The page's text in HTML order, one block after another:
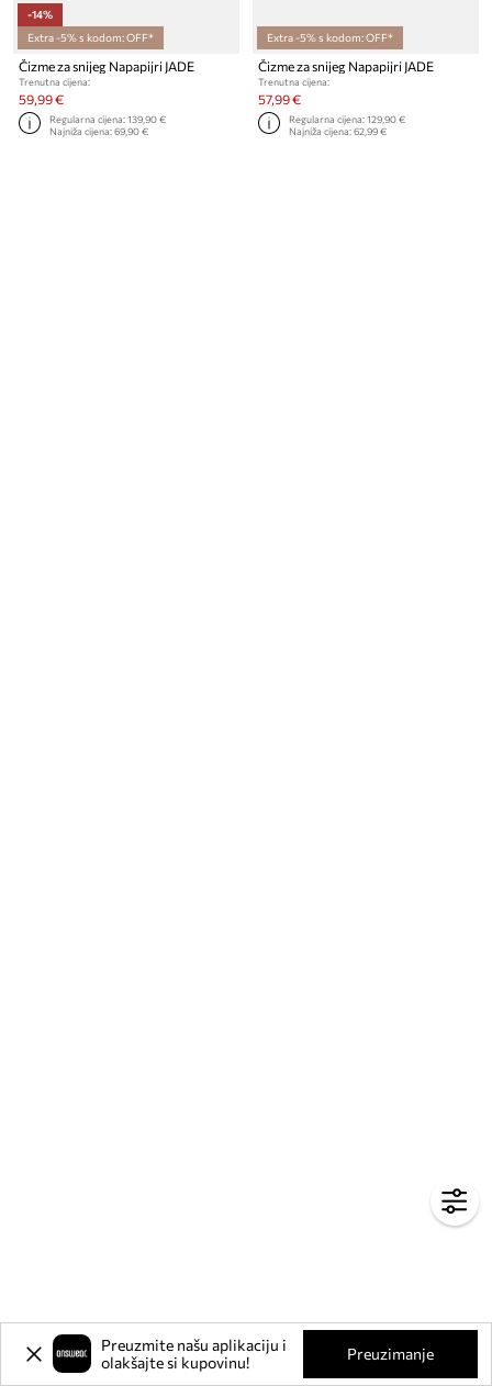
-14%
Extra -5% s kodom: OFF*
Čizme za snijeg Napapijri JADE
Trenutna cijena:
59,99 €
Regularna cijena:139,90 €
Najniža cijena:69,90 €
Extra -5% s kodom: OFF*
Čizme za snijeg Napapijri JADE
Trenutna cijena:
57,99 €
Regularna cijena:129,90 €
Najniža cijena:62,99 €
Preuzmite našu aplikaciju i
olakšajte si kupovinu!
Preuzimanje